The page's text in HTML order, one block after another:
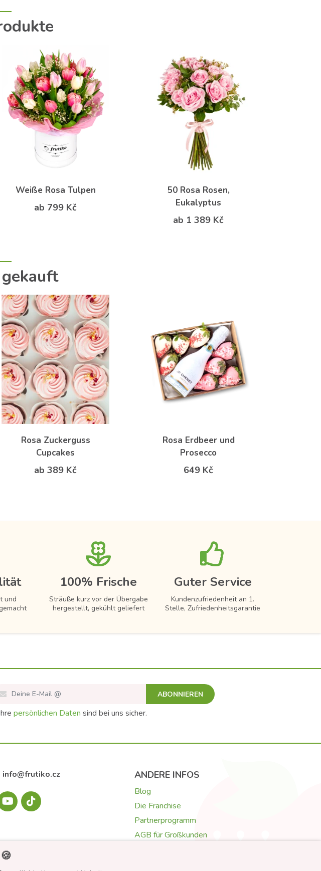
Weiße Rosa Tulpen
ab 799 Kč
50 Rosa Rosen,
Eukalyptus
ab 1 389 Kč
Rosa Zuckerguss
Cupcakes
ab 389 Kč
Rosa Erdbeer und
Prosecco
649 Kč
und
100% Frische
Sträuße kurz vor der Übergabe
hergestellt, gekühlt geliefert
Guter Service
Kundenzufriedenheit an 1.
Stelle, Zufriedenheitsgarantie
ABONNIEREN
persönlichen Daten sind bei uns sicher.
info@frutiko.cz ANDERE INFOS
Blog
Die Franchise
Partnerprogramm
AGB für Großkunden